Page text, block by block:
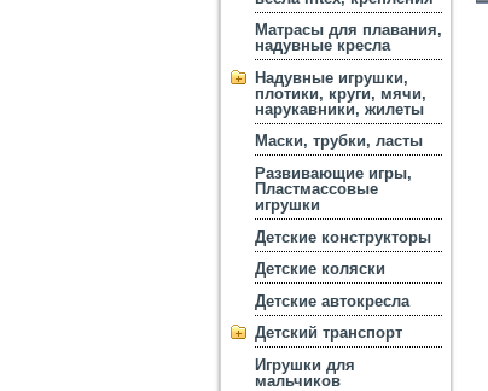
Матрасы для плавания,
надувные кресла
Надувные игрушки,
плотики, круги, мячи,
нарукавники, жилеты
Маски, трубки, ласты
Развивающие игры,
Пластмассовые
игрушки
Детские конструкторы
Детские коляски
Детские автокресла
Детский транспорт
Игрушки для
мальчиков